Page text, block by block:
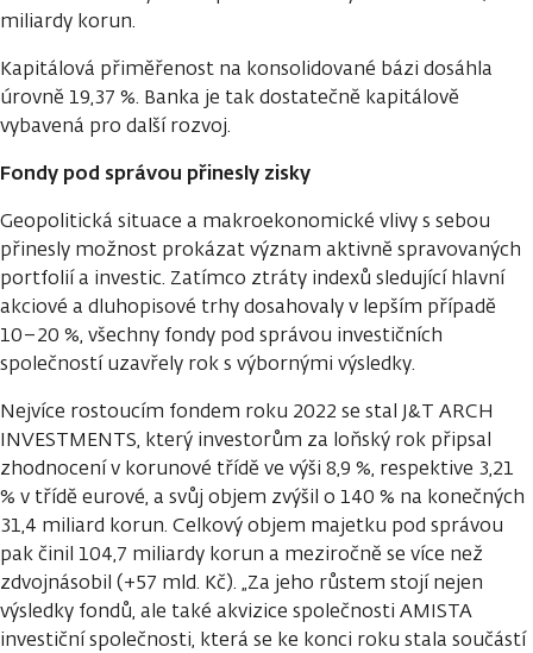
miliardy korun.
Kapitálová přiměřenost na konsolidované bázi dosáhla
úrovně 19,37 %. Banka je tak dostatečně kapitálově
vybavená pro další rozvoj.
Fondy pod správou přinesly zisky
Geopolitická situace a makroekonomické vlivy s sebou
přinesly možnost prokázat význam aktivně spravovaných
portfolií a investic. Zatímco ztráty indexů sledující hlavní
akciové a dluhopisové trhy dosahovaly v lepším případě
10–20 %, všechny fondy pod správou investičních
společností uzavřely rok s výbornými výsledky.
Nejvíce rostoucím fondem roku 2022 se stal J&T ARCH
INVESTMENTS, který investorům za loňský rok připsal
zhodnocení v korunové třídě ve výši 8,9 %, respektive 3,21
% v třídě eurové, a svůj objem zvýšil o 140 % na konečných
31,4 miliard korun. Celkový objem majetku pod správou
pak činil 104,7 miliardy korun a meziročně se více než
zdvojnásobil (+57 mld. Kč). „Za jeho růstem stojí nejen
výsledky fondů, ale také akvizice společnosti AMISTA
investiční společnosti, která se ke konci roku stala součástí